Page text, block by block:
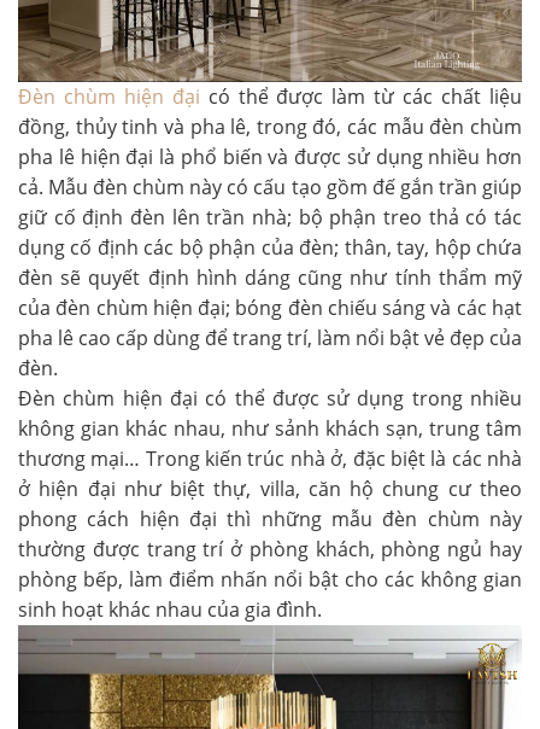
Đèn chùm hiện đại có thể được làm từ các chất liệu
đồng, thủy tinh và pha lê, trong đó, các mẫu đèn chùm
pha lê hiện đại là phổ biến và được sử dụng nhiều hơn
cả. Mẫu đèn chùm này có cấu tạo gồm đế gắn trần giúp
giữ cố định đèn lên trần nhà; bộ phận treo thả có tác
dụng cố định các bộ phận của đèn; thân, tay, hộp chứa
đèn sẽ quyết định hình dáng cũng như tính thẩm mỹ
của đèn chùm hiện đại; bóng đèn chiếu sáng và các hạt
pha lê cao cấp dùng để trang trí, làm nổi bật vẻ đẹp của
đèn.
Đèn chùm hiện đại có thể được sử dụng trong nhiều
không gian khác nhau, như sảnh khách sạn, trung tâm
thương mại… Trong kiến trúc nhà ở, đặc biệt là các nhà
ở hiện đại như biệt thự, villa, căn hộ chung cư theo
phong cách hiện đại thì những mẫu đèn chùm này
thường được trang trí ở phòng khách, phòng ngủ hay
phòng bếp, làm điểm nhấn nổi bật cho các không gian
sinh hoạt khác nhau của gia đình.